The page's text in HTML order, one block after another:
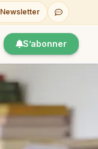
Newsletter
S’abonner